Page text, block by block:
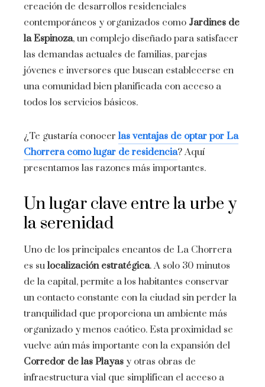
creación de desarrollos residenciales
contemporáneos y organizados como Jardines de
la Espinoza, un complejo diseñado para satisfacer
las demandas actuales de familias, parejas
jóvenes e inversores que buscan establecerse en
una comunidad bien planificada con acceso a
todos los servicios básicos.
¿Te gustaría conocerlas ventajas de optar por La
Chorrera como lugar de residencia? Aquí
presentamos las razones más importantes.
Un lugar clave entre la urbe y
la serenidad
Uno de los principales encantos de La Chorrera
es su localización estratégica. A solo 30 minutos
de la capital, permite a los habitantes conservar
un contacto constante con la ciudad sin perder la
tranquilidad que proporciona un ambiente más
organizado y menos caótico. Esta proximidad se
vuelve aún más importante con la expansión del
Corredor de las Playas y otras obras de
infraestructura vial que simplifican el acceso a